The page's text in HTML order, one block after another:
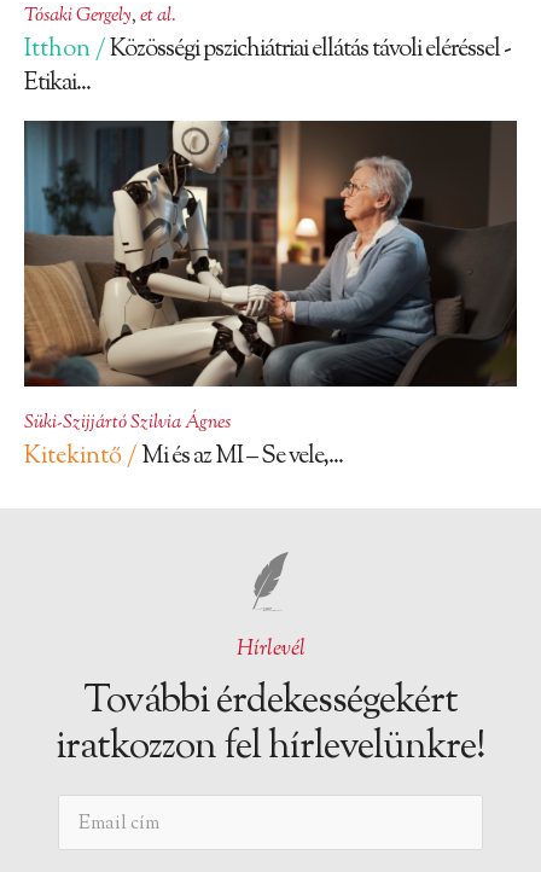
Tósaki Gergely,et al.
Itthon /Közösségi pszichiátriai ellátás távoli eléréssel -
Etikai...
Süki-Szijjártó Szilvia Ágnes
Kitekintő /Mi és az MI – Se vele,...
Hírlevél
További érdekességekért
iratkozzon fel hírlevelünkre!